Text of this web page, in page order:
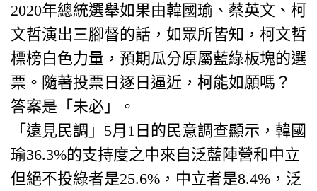
2020年總統選舉如果由韓國瑜、蔡英文、柯
文哲演出三腳督的話，如眾所皆知，柯文哲
標榜白色力量，預期瓜分原屬藍綠板塊的選
票。隨著投票日逐日逼近，柯能如願嗎？
答案是「未必」。
「遠見民調」5月1日的民意調查顯示，韓國
瑜36.3%的支持度之中來自泛藍陣營和中立
但絕不投綠者是25.6%，中立者是8.4%，泛